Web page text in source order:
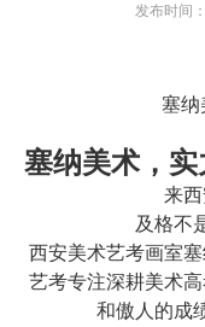
发布时间
塞纳
塞纳美术，实
来
及格不
西安美术艺考画室
艺考专注深耕美术
和傲人的成